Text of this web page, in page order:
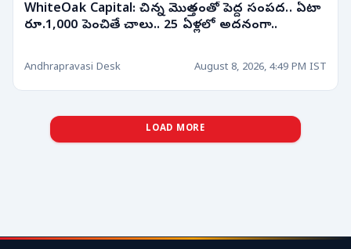
WhiteOak Capital: చిన్న మొత్తంతో పెద్ద సంపద.. ఏటా
రూ.1,000 పెంచితే చాలు.. 25 ఏళ్లలో అదనంగా..
Andhrapravasi Desk August 8, 2026, 4:49 PM IST
LOAD MORE